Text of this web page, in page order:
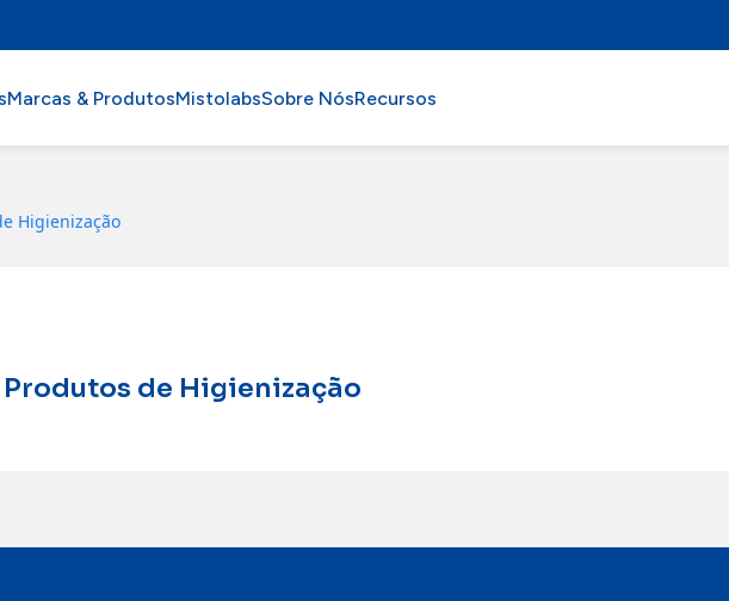
Marcas & ProdutosMistolabsSobre NósRecursos
Higienização
Produtos de Higienização